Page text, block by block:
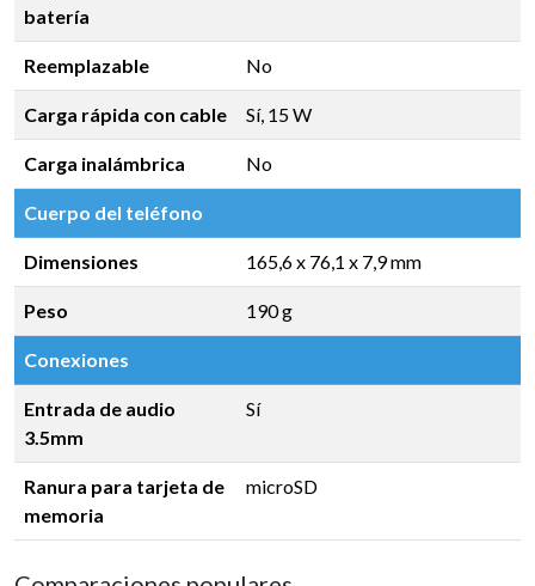
batería
Reemplazable No
Carga rápida con cable Sí, 15 W
Carga inalámbrica No
Cuerpo del teléfono
Dimensiones 165,6 x 76,1 x 7,9 mm
Peso 190 g
Conexiones
Entrada de audio
3.5mm
Sí
Ranura para tarjeta de
memoria
microSD